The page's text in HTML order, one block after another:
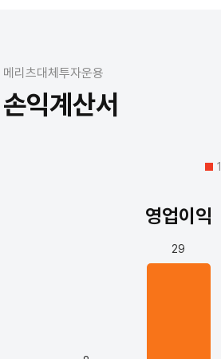
메리츠대체투자운용
손익계산서
29
영업이익